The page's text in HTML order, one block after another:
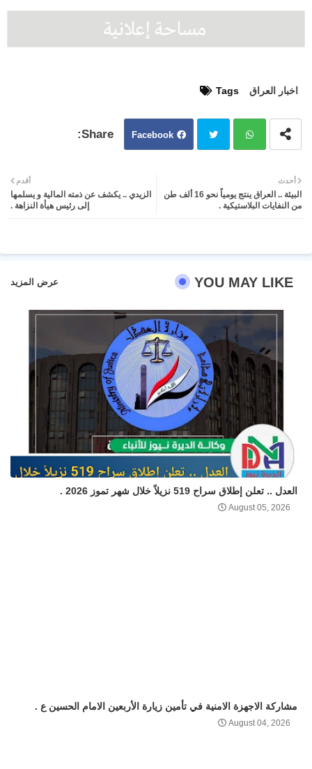
Tags اخبار العراق
Facebook
ter atsa
أحدث
البيئة .. العراق ينتج يومياً نحو 16 ألف طن
من النفايات البلاستيكية .
أقدم
الزيدي .. يكشف عن ذمته المالية و يسلمها
إلى رئيس هيأة النزاهة .
YOU MAY LIKE عرض المزيد
العدل .. تعلن إطلاق سراح 519 نزيلاً خلال شهر تموز 2026 .
August 05, 2026
مشاركة الاجهزة الامنية في تأمين زيارة الأربعين الامام الحسين ع .
August 04, 2026